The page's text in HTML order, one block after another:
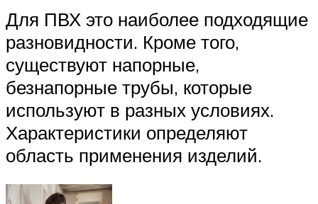
Для ПВХ это наиболее подходящие
разновидности. Кроме того,
существуют напорные,
безнапорные трубы, которые
используют в разных условиях.
Характеристики определяют
область применения изделий.